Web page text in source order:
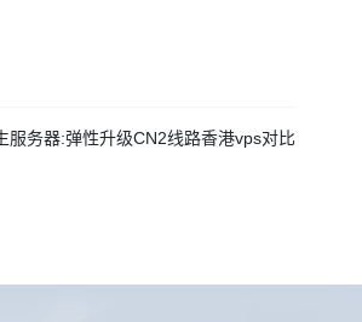
服务器:弹性升级CN2线路香港vps对比